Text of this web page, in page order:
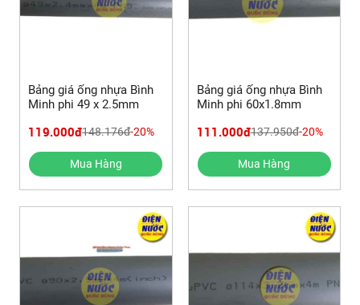
Bảng giá ống nhựa Bình
Minh phi 49 x 2.5mm
119.000đ148.176đ-20%
Mua Hàng
Bảng giá ống nhựa Bình
Minh phi 60x1.8mm
111.000đ137.950đ-20%
Mua Hàng